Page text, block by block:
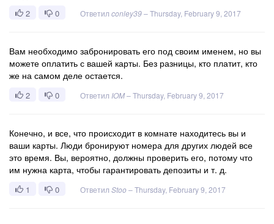
2 0 Ответил conley39–Thursday, February 9, 2017
Вам необходимо забронировать его под своим именем, но вы
можете оплатить с вашей карты. Без разницы, кто платит, кто
же на самом деле остается.
2 0 Ответил IOM–Thursday, February 9, 2017
Конечно, и все, что происходит в комнате находитесь вы и
ваши карты. Люди бронируют номера для других людей все
это время. Вы, вероятно, должны проверить его, потому что
им нужна карта, чтобы гарантировать депозиты и т. д.
1 0 Ответил Stoo–Thursday, February 9, 2017